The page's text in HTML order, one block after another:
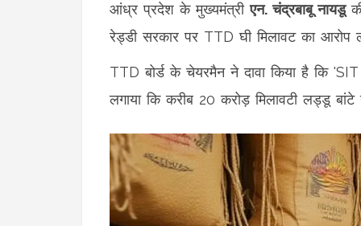
आंध्र प्रदेश के मुख्यमंत्रीएन. चंद्रबाबू नायडू
रेड्डी सरकार पर TTD घी मिलावट का आरोप
TTD बोर्ड के चेयरमैन ने दावा किया है कि
लगाया कि करीब 20 करोड़ मिलावटी लड्डू